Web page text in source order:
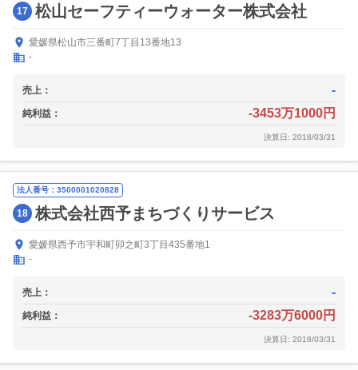
17 松山セーフティーウォーター株式会社
愛媛県松山市三番町7丁目13番地13
-
売上： -
純利益： -3453万1000円
決算日: 2018/03/31
法人番号：3500001020828
18 株式会社西予まちづくりサービス
愛媛県西予市宇和町卯之町3丁目435番地1
-
売上： -
純利益： -3283万6000円
決算日: 2018/03/31